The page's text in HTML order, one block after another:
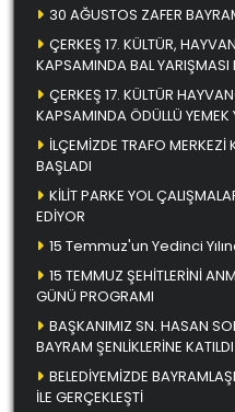
30 AĞUSTOS ZAFER
ÇERKEŞ 17. KÜLTÜR,
KAPSAMINDA BAL YARIŞMASI
ÇERKEŞ 17. KÜLTÜR
KAPSAMINDA ÖDÜLLÜ YEMEK
İLÇEMİZDE TRAFO MERKEZİ
BAŞLADI
KİLİT PARKE YOL
EDİYOR
15 Temmuz'un Yedinci
15 TEMMUZ ŞEHİTLERİNİ
GÜNÜ PROGRAMI
BAŞKANIMIZ SN. HASAN
BAYRAM ŞENLİKLERİNE KATILDI
BELEDİYEMİZDE
İLE GERÇEKLEŞTİ